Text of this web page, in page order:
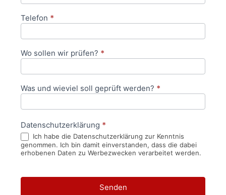
Telefon *
Wo sollen wir prüfen? *
Was und wieviel soll geprüft werden? *
Datenschutzerklärung *
Ich habe die Datenschutzerklärung zur Kenntnis
genommen. Ich bin damit einverstanden, dass die dabei
erhobenen Daten zu Werbezwecken verarbeitet werden.
Senden